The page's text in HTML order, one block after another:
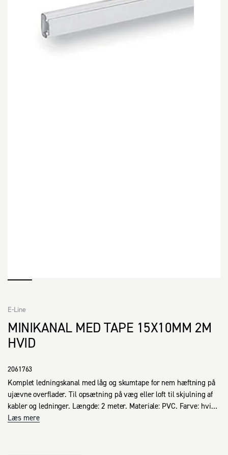
MINIKANAL MED TAPE 15X10MM 2M
HVID
E-Line
2061763
Komplet ledningskanal med låg og skumtape for nem hæftning på
ujævne overflader. Til opsætning på væg eller loft til skjulning af
kabler og ledninger. Længde: 2 meter. Materiale: PVC. Farve: hvid
RAL 9003. Godkendelser: CE, LVD. UV bestandig.
Læs mere